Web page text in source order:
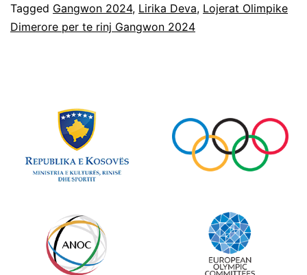
Tagged Gangwon 2024, Lirika Deva, Lojerat Olimpike
Dimerore per te rinj Gangwon 2024